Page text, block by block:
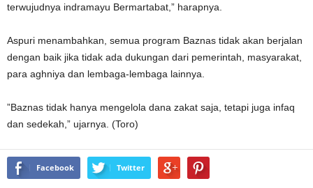
terwujudnya indramayu Bermartabat,” harapnya.
Aspuri menambahkan, semua program Baznas tidak akan berjalan
dengan baik jika tidak ada dukungan dari pemerintah, masyarakat,
para aghniya dan lembaga-lembaga lainnya.
”Baznas tidak hanya mengelola dana zakat saja, tetapi juga infaq
dan sedekah,” ujarnya. (Toro)
Facebook Twitter